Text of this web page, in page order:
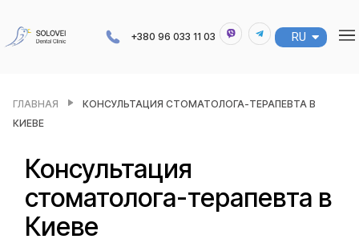
+380 96 033 11 03 RU
UA
ГЛАВНАЯ
КОНСУЛЬТАЦИЯ СТОМАТОЛОГА-ТЕРАПЕВТА В
КИЕВЕ
Консультация
стоматолога-терапевта в
Киеве